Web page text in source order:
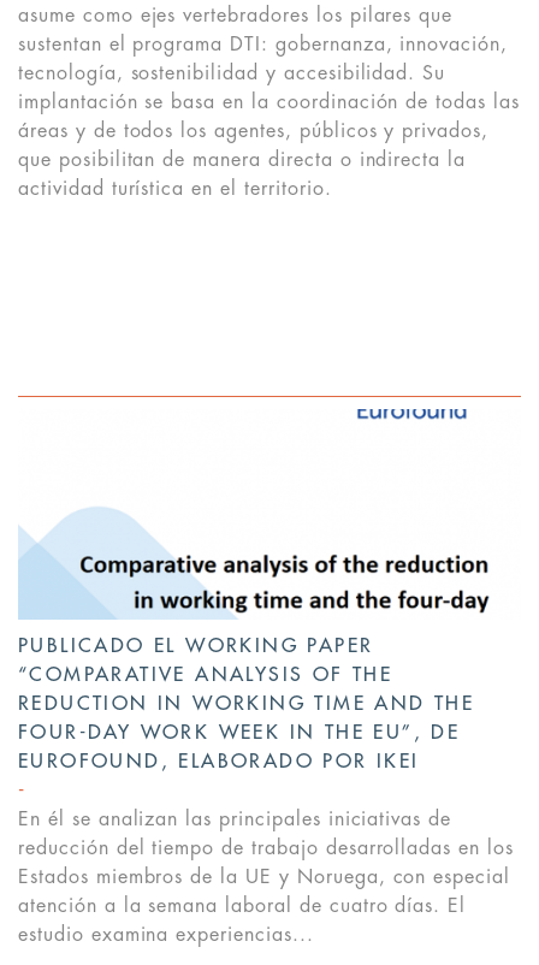
asume como ejes vertebradores los pilares que
sustentan el programa DTI: gobernanza, innovación,
tecnología, sostenibilidad y accesibilidad. Su
implantación se basa en la coordinación de todas las
áreas y de todos los agentes, públicos y privados,
que posibilitan de manera directa o indirecta la
actividad turística en el territorio.
PUBLICADO EL WORKING PAPER
“COMPARATIVE ANALYSIS OF THE
REDUCTION IN WORKING TIME AND THE
FOUR-DAY WORK WEEK IN THE EU”, DE
EUROFOUND, ELABORADO POR IKEI
En él se analizan las principales iniciativas de
reducción del tiempo de trabajo desarrolladas en los
Estados miembros de la UE y Noruega, con especial
atención a la semana laboral de cuatro días. El
estudio examina experiencias...